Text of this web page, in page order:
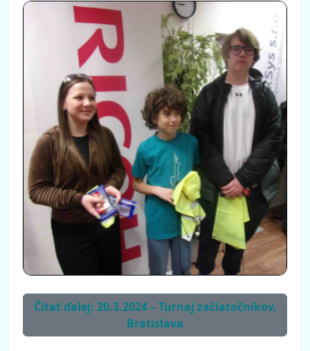
Čítať ďalej: 20.3.2024 – Turnaj začiatočníkov,
Bratislava